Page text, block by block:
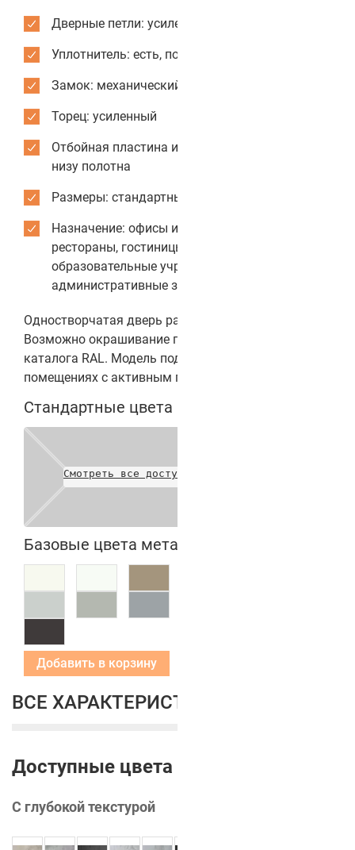
Дверные петли: усиленные
Уплотнитель: есть, по периметру коробки
Замок: механический
Торец: усиленный
Отбойная пластина из нержавеющей стали: по
низу полотна
Размеры: стандартные или индивидуальные
Назначение: офисы и бизнес-центры, кафе и
рестораны, гостиницы и отели,
образовательные учреждения,
административные здания
Одностворчатая дверь распашного типа Color 2.
Возможно окрашивание полотна в любой цвет из
каталога RAL. Модель подходит для установки в
помещениях с активным перемещением людей.
Стандартные цвета полотен
Смотреть все доступные цвета
Базовые цвета металлических коробок
Добавить в корзину
ВСЕ ХАРАКТЕРИСТИКИ
Доступные цвета
С глубокой текстурой